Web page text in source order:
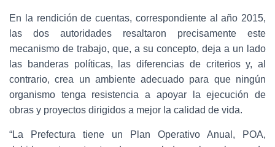
En la rendición de cuentas, correspondiente al año 2015,
las dos autoridades resaltaron precisamente este
mecanismo de trabajo, que, a su concepto, deja a un lado
las banderas políticas, las diferencias de criterios y, al
contrario, crea un ambiente adecuado para que ningún
organismo tenga resistencia a apoyar la ejecución de
obras y proyectos dirigidos a mejor la calidad de vida.
“La Prefectura tiene un Plan Operativo Anual, POA,